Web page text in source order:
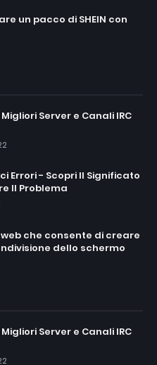
un pacco di SHEIN con
Server e Canali IRC
Errori - Scopri Il Significato
Il Problema
che consente di creare
dello schermo
Server e Canali IRC